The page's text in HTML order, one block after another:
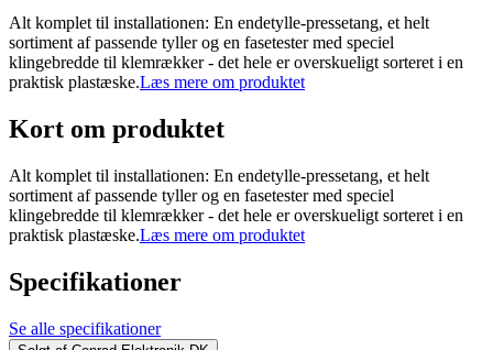
Alt komplet til installationen: En endetylle-pressetang, et helt
sortiment af passende tyller og en fasetester med speciel
klingebredde til klemrækker - det hele er overskueligt sorteret i en
praktisk plastæske.Læs mere om produktet
Kort om produktet
Alt komplet til installationen: En endetylle-pressetang, et helt
sortiment af passende tyller og en fasetester med speciel
klingebredde til klemrækker - det hele er overskueligt sorteret i en
praktisk plastæske.Læs mere om produktet
Specifikationer
Se alle specifikationer